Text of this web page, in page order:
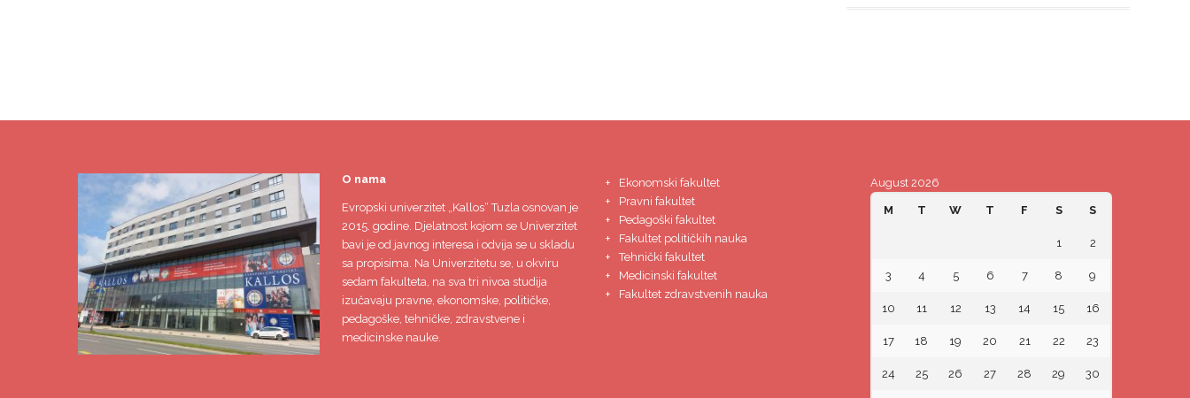
O nama
Evropski univerzitet „Kallos“ Tuzlaosnovan je
2015. godine. Djelatnost kojom se Univerzitet
bavi je od javnog interesa i odvija se u skladu
sa propisima. Na Univerzitetu se, u okviru
sedam fakulteta, na sva tri nivoa studija
izučavaju pravne, ekonomske, političke,
pedagoške, tehničke, zdravstvene i
medicinske nauke.
Ekonomski fakultet
Pravni fakultet
Pedagoški fakultet
Fakultet političkih nauka
Tehnički fakultet
Medicinski fakultet
Fakultet zdravstvenih nauka
August 2026
M T W T F S S
1 2
3 4 5 6 7 8 9
10 11 12 13 14 15 16
17 18 19 20 21 22 23
24 25 26 27 28 29 30